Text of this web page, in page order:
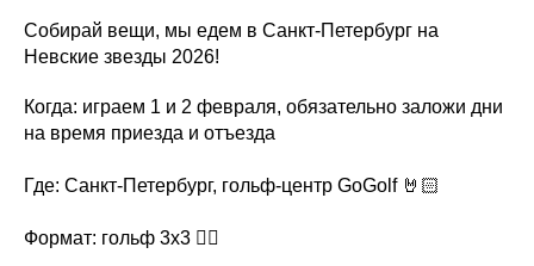
Собирай вещи, мы едем в Санкт-Петербург на
Невские звезды 2026!
Когда: играем 1 и 2 февраля, обязательно заложи дни
на время приезда и отъезда
Где: Санкт-Петербург, гольф-центр GoGolf 🤘🏻
Формат: гольф 3х3 🏌️‍♂️